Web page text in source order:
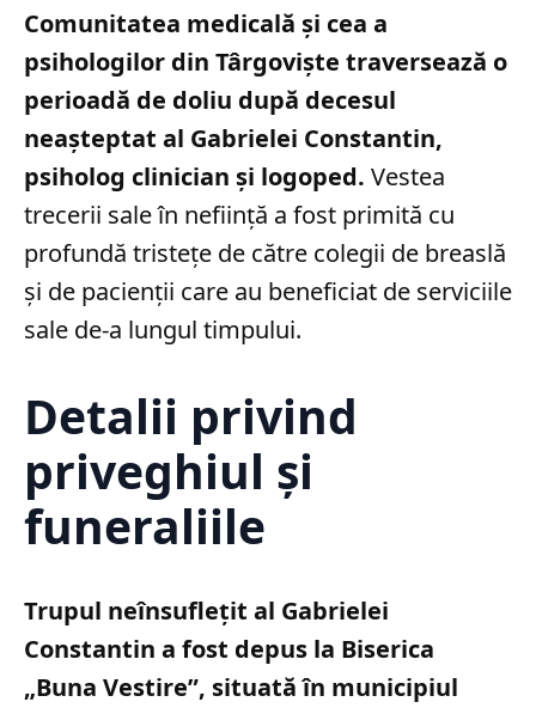
Comunitatea medicală și cea a
psihologilor din Târgoviște traversează o
perioadă de doliu după decesul
neașteptat al Gabrielei Constantin,
psiholog clinician și logoped. Vestea
trecerii sale în neființă a fost primită cu
profundă tristețe de către colegii de breaslă
și de pacienții care au beneficiat de serviciile
sale de-a lungul timpului.
Detalii privind
priveghiul și
funeraliile
Trupul neînsuflețit al Gabrielei
Constantin a fost depus la Biserica
„Buna Vestire”, situată în municipiul